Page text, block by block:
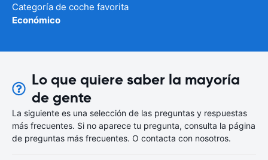
Categoría de coche favorita
Económico
Lo que quiere saber la mayoría
de gente
La siguiente es una selección de las preguntas y respuestas
más frecuentes. Si no aparece tu pregunta, consulta la página
de preguntas más frecuentes. O contacta con nosotros.